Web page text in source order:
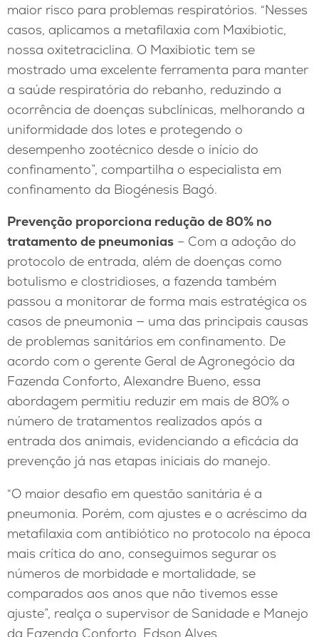
maior risco para problemas respiratórios. “Nesses
casos, aplicamos a metafilaxia com Maxibiotic,
nossa oxitetraciclina. O Maxibiotic tem se
mostrado uma excelente ferramenta para manter
a saúde respiratória do rebanho, reduzindo a
ocorrência de doenças subclínicas, melhorando a
uniformidade dos lotes e protegendo o
desempenho zootécnico desde o início do
confinamento”, compartilha o especialista em
confinamento da Biogénesis Bagó.
Prevenção proporciona redução de 80% no
tratamento de pneumonias – Com a adoção do
protocolo de entrada, além de doenças como
botulismo e clostridioses, a fazenda também
passou a monitorar de forma mais estratégica os
casos de pneumonia — uma das principais causas
de problemas sanitários em confinamento. De
acordo com o gerente Geral de Agronegócio da
Fazenda Conforto, Alexandre Bueno, essa
abordagem permitiu reduzir em mais de 80% o
número de tratamentos realizados após a
entrada dos animais, evidenciando a eficácia da
prevenção já nas etapas iniciais do manejo.
“O maior desafio em questão sanitária é a
pneumonia. Porém, com ajustes e o acréscimo da
metafilaxia com antibiótico no protocolo na época
mais crítica do ano, conseguimos segurar os
números de morbidade e mortalidade, se
comparados aos anos que não tivemos esse
ajuste”, realça o supervisor de Sanidade e Manejo
da Fazenda Conforto, Edson Alves.